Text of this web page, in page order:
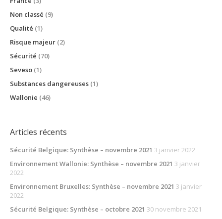
Non classé (9)
Qualité (1)
Risque majeur (2)
Sécurité (70)
Seveso (1)
Substances dangereuses (1)
Wallonie (46)
Articles récents
Sécurité Belgique: Synthèse – novembre 2021 3 janvier 2022
Environnement Wallonie: Synthèse – novembre 2021 3 janvier
2022
Environnement Bruxelles: Synthèse – novembre 2021 3 janvier
2022
Sécurité Belgique: Synthèse – octobre 2021 30 novembre 2021